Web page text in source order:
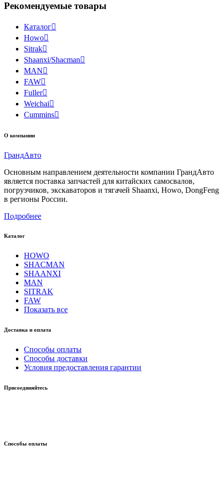
Рекомендуемые товары
Каталог
Howo
Sitrak
Shaanxi/Shacman
MAN
FAW
Fuller
Weichai
Cummins
О компании
ГрандАвто
Основным направлением деятельности компании ГрандАвто
является поставка запчастей для китайских самосвалов,
погрузчиков, экскаваторов и тягачей Shaanxi, Howo, DongFeng
в регионы России.
Подробнее
Каталог
HOWO
SHACMAN
SHAANXI
MAN
SITRAK
FAW
Показать все
Доставка и оплата
Способы оплаты
Способы доставки
Условия предоставления гарантии
Присоединяйтесь
Способы оплаты